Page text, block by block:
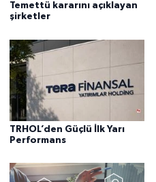
Temettü kararını açıklayan
şirketler
TRHOL’den Güçlü İlk Yarı
Performans